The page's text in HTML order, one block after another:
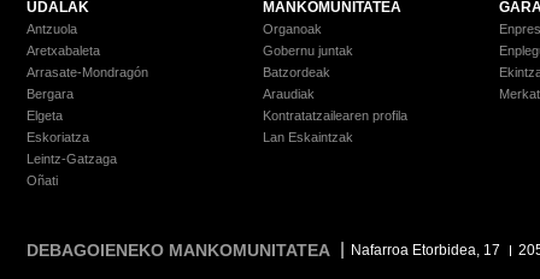
UDALAK
Antzuola
Aretxabaleta
Arrasate-Mondragón
Bergara
Elgeta
Eskoriatza
Leintz-Gatzaga
Oñati
MANKOMUNITATEA
Organoak
Gobernu juntak
Batzordeak
Araudiak
Kontratatzailearen profila
Lan Eskaintzak
DEBAGOIENEKO MANKOMUNITATEA Nafarroa Etorbidea, 17